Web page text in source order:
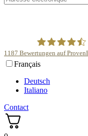
1187 Bewertungen auf
Français
Deutsch
Italiano
Contact